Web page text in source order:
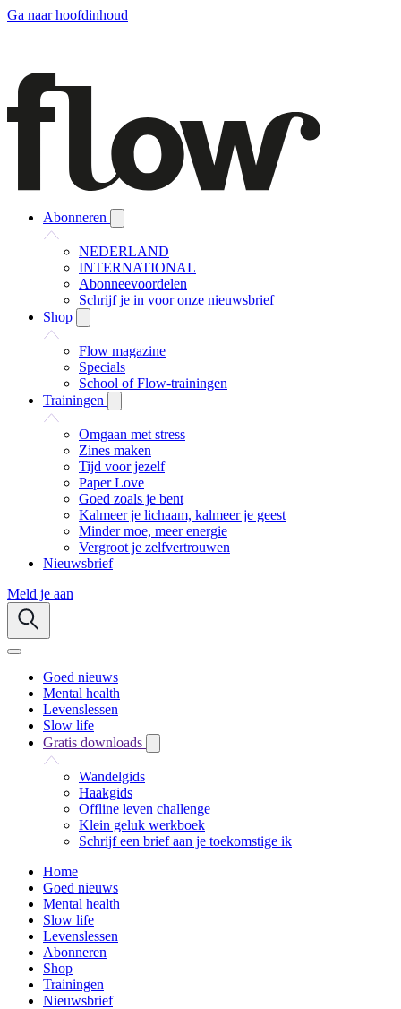
Ga naar hoofdinhoud
Abonneren
NEDERLAND
INTERNATIONAL
Abonneevoordelen
Schrijf je in voor onze nieuwsbrief
Shop
Flow magazine
Specials
School of Flow-trainingen
Trainingen
Omgaan met stress
Zines maken
Tijd voor jezelf
Paper Love
Goed zoals je bent
Kalmeer je lichaam, kalmeer je geest
Minder moe, meer energie
Vergroot je zelfvertrouwen
Nieuwsbrief
Meld je aan
Goed nieuws
Mental health
Levenslessen
Slow life
Gratis downloads
Wandelgids
Haakgids
Offline leven challenge
Klein geluk werkboek
Schrijf een brief aan je toekomstige ik
Home
Goed nieuws
Mental health
Slow life
Levenslessen
Abonneren
Shop
Trainingen
Nieuwsbrief